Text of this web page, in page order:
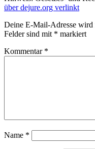
über dejure.org verlinkt
Deine E-Mail-Adresse
Felder sind mit * markiert
Kommentar *
Name *